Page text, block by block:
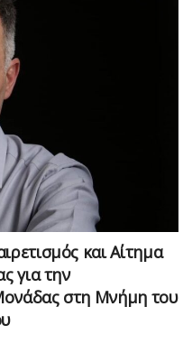
και Αίτημα
για την
στη Μνήμη του